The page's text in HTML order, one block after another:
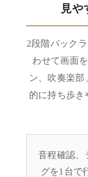
見や
2段階バック
わせて画面
ン、吹奏楽
的に持ち歩き
音程確認、
グを1台で